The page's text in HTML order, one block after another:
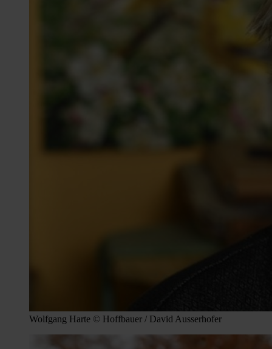
Wolfgang Harte © Hoffbauer / David Ausserhofer